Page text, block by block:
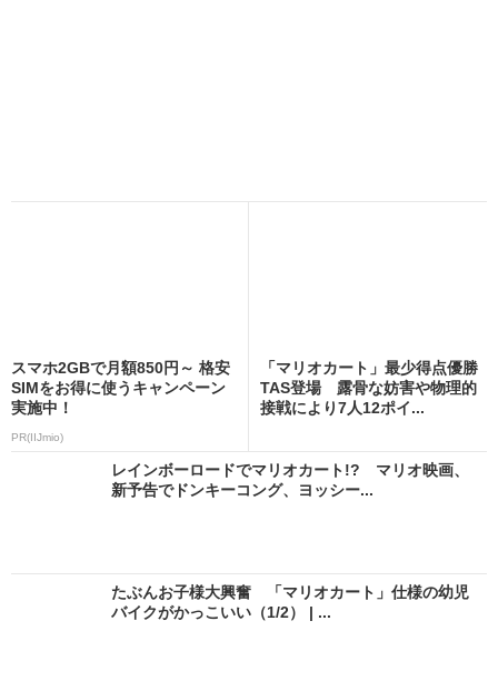
スマホ2GBで月額850円～ 格安
SIMをお得に使うキャンペーン
実施中！
PR(IIJmio)
「マリオカート」最少得点優勝
TAS登場 露骨な妨害や物理的
接戦により7人12ポイ...
レインボーロードでマリオカート!? マリオ映画、
新予告でドンキーコング、ヨッシー...
たぶんお子様大興奮 「マリオカート」仕様の幼児
バイクがかっこいい（1/2） | ...